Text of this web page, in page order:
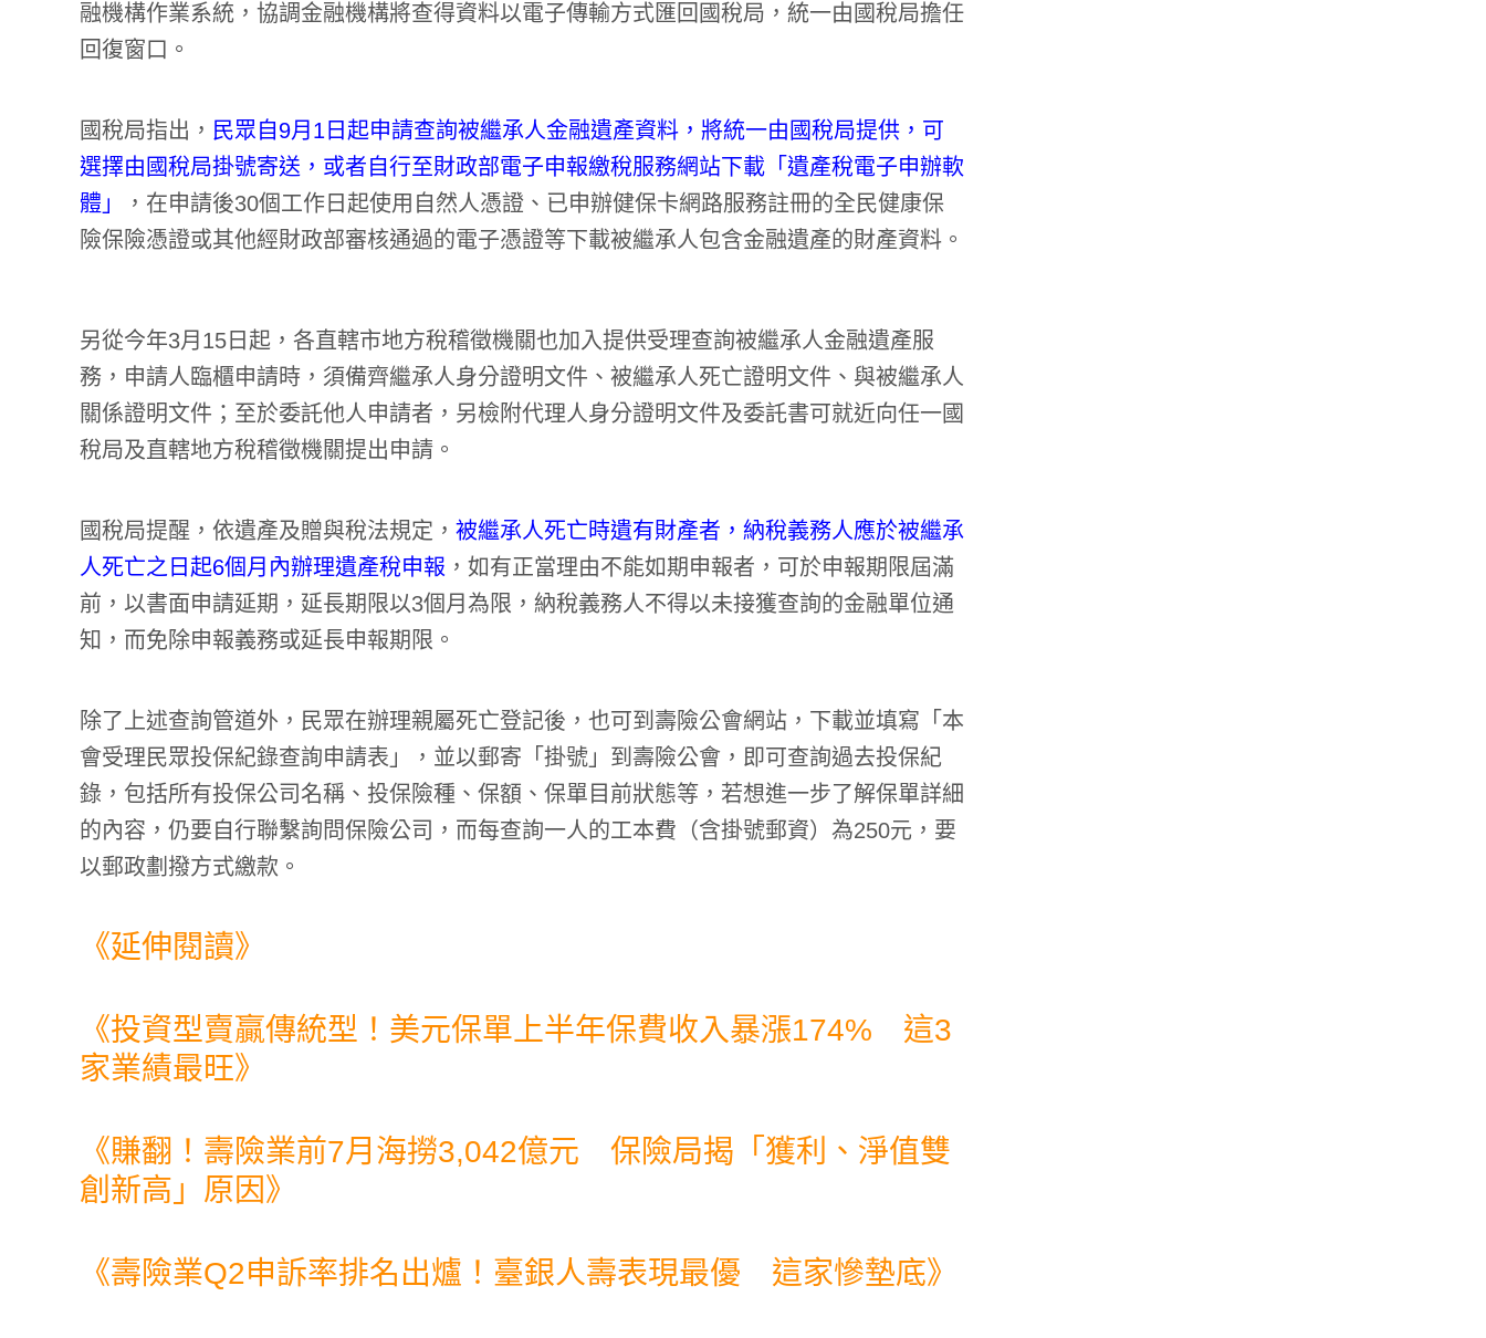
融機構作業系統，協調金融機構將查得資料以電子傳輸方式匯回國稅局，統一由國稅局擔任
回復窗口。
國稅局指出， 民眾自9月1日起申請查詢被繼承人金融遺產資料，將統一由國稅局提供，可
選擇由國稅局掛號寄送，或者自行至財政部電子申報繳稅服務網站下載「遺產稅電子申辦軟
體」
，在申請後30個工作日起使用自然人憑證、已申辦健保卡網路服務註冊的全民健康保
險保險憑證或其他經財政部審核通過的電子憑證等下載被繼承人包含金融遺產的財產資料。
另從今年3月15日起，各直轄市地方稅稽徵機關也加入提供受理查詢被繼承人金融遺產服
務，申請人臨櫃申請時，須備齊繼承人身分證明文件、被繼承人死亡證明文件、與被繼承人
關係證明文件；至於委託他人申請者，另檢附代理人身分證明文件及委託書可就近向任一國
稅局及直轄地方稅稽徵機關提出申請。
國稅局提醒，依遺產及贈與稅法規定， 被繼承人死亡時遺有財產者，納稅義務人應於被繼承
人死亡之日起6個月內辦理遺產稅申報 ，如有正當理由不能如期申報者，可於申報期限屆滿
前，以書面申請延期，延長期限以3個月為限，納稅義務人不得以未接獲查詢的金融單位通
知，而免除申報義務或延長申報期限。
除了上述查詢管道外，民眾在辦理親屬死亡登記後，也可到壽險公會網站，下載並填寫「本
會受理民眾投保紀錄查詢申請表」，並以郵寄「掛號」到壽險公會，即可查詢過去投保紀
錄，包括所有投保公司名稱、投保險種、保額、保單目前狀態等，若想進一步了解保單詳細
的內容，仍要自行聯繫詢問保險公司，而每查詢一人的工本費（含掛號郵資）為250元，要
以郵政劃撥方式繳款。
《延伸閱讀》
《投資型賣贏傳統型！美元保單上半年保費收入暴漲174% 這3
家業績最旺》
《賺翻！壽險業前7月海撈3,042億元 保險局揭「獲利、淨值雙
創新高」原因 》
《壽險業Q2申訴率排名出爐！臺銀人壽表現最優 這家慘墊底》